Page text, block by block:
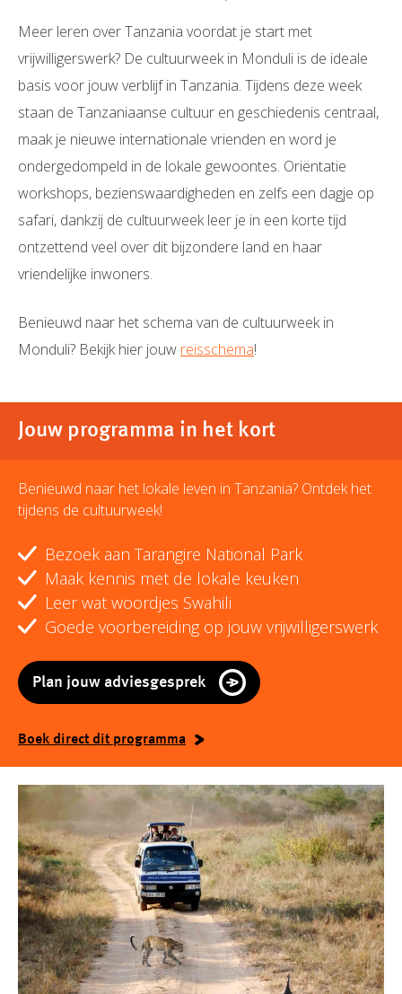
Meer leren over Tanzania voordat je start met
vrijwilligerswerk? De cultuurweek in Monduli is de ideale
basis voor jouw verblijf in Tanzania. Tijdens deze week
staan de Tanzaniaanse cultuur en geschiedenis centraal,
maak je nieuwe internationale vrienden en word je
ondergedompeld in de lokale gewoontes. Oriëntatie
workshops, bezienswaardigheden en zelfs een dagje op
safari, dankzij de cultuurweek leer je in een korte tijd
ontzettend veel over dit bijzondere land en haar
vriendelijke inwoners.
Benieuwd naar het schema van de cultuurweek in
Monduli? Bekijk hier jouw reisschema!
Jouw programma in het kort
Benieuwd naar het lokale leven in Tanzania? Ontdek het
tijdens de cultuurweek!
Bezoek aan Tarangire National Park
Maak kennis met de lokale keuken
Leer wat woordjes Swahili
Goede voorbereiding op jouw vrijwilligerswerk
Plan jouw adviesgesprek
Boek direct dit programma